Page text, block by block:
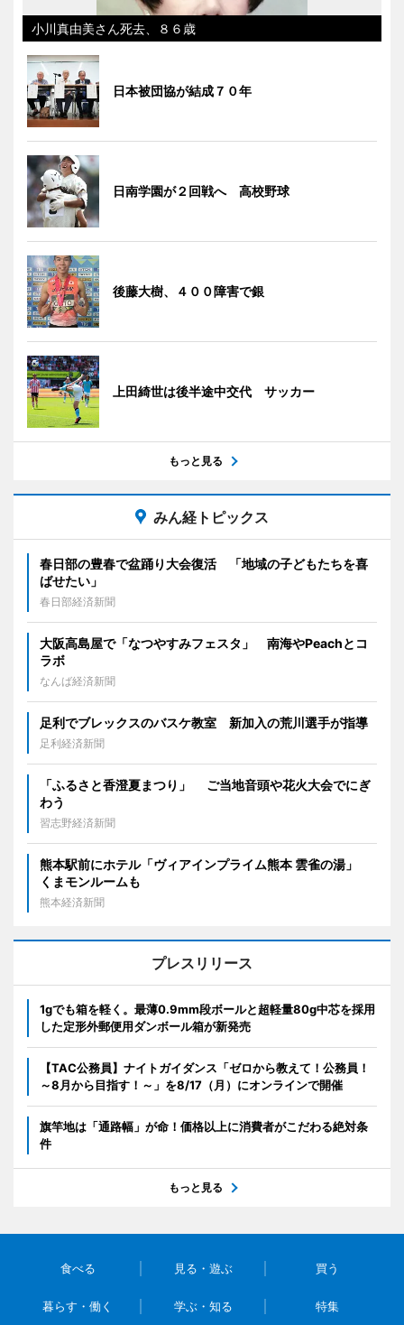
小川真由美さん死去、８６歳
日本被団協が結成７０年
日南学園が２回戦へ 高校野球
後藤大樹、４００障害で銀
上田綺世は後半途中交代 サッカー
もっと見る
みん経トピックス
春日部の豊春で盆踊り大会復活 「地域の子どもたちを喜
ばせたい」
春日部経済新聞
大阪高島屋で「なつやすみフェスタ」 南海やPeachとコ
ラボ
なんば経済新聞
足利でブレックスのバスケ教室 新加入の荒川選手が指導
足利経済新聞
「ふるさと香澄夏まつり」 ご当地音頭や花火大会でにぎ
わう
習志野経済新聞
熊本駅前にホテル「ヴィアインプライム熊本 雲雀の湯」
くまモンルームも
熊本経済新聞
プレスリリース
1gでも箱を軽く。最薄0.9mm段ボールと超軽量80g中芯を採用
した定形外郵便用ダンボール箱が新発売
【TAC公務員】ナイトガイダンス「ゼロから教えて！公務員！
～8月から目指す！～」を8/17（月）にオンラインで開催
旗竿地は「通路幅」が命！価格以上に消費者がこだわる絶対条
件
もっと見る
食べる 見る・遊ぶ 買う
暮らす・働く 学ぶ・知る 特集